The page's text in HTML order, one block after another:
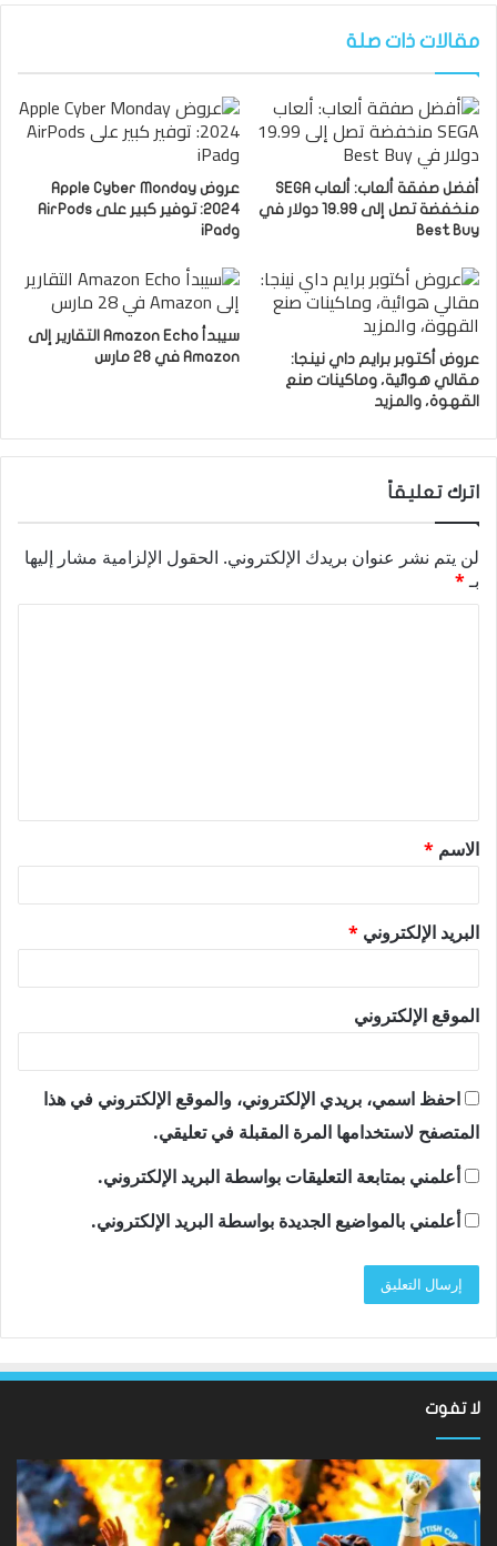
مقالات ذات صلة
أفضل صفقة ألعاب: ألعاب SEGA
منخفضة تصل إلى 19.99 دولار في
Best Buy
عروض Apple Cyber ​​Monday
2024: توفير كبير على AirPods
وiPad
عروض أكتوبر برايم داي نينجا:
مقالي هوائية، وماكينات صنع
القهوة، والمزيد
سيبدأ Amazon Echo التقارير إلى
Amazon في 28 مارس
اترك تعليقاً
لن يتم نشر عنوان بريدك الإلكتروني. الحقول الإلزامية مشار إليها
بـ*
ق
*
الاسم *
البريد الإلكتروني *
الموقع الإلكتروني
احفظ اسمي، بريدي الإلكتروني، والموقع الإلكتروني في هذا
المتصفح لاستخدامها المرة المقبلة في تعليقي.
أعلمني بمتابعة التعليقات بواسطة البريد الإلكتروني.
أعلمني بالمواضيع الجديدة بواسطة البريد الإلكتروني.
لا تفوت
لقد
عادت
الدوري
الاسكتلندي